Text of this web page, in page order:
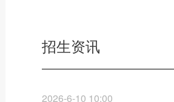
招生资讯
2026-6-10 10:00